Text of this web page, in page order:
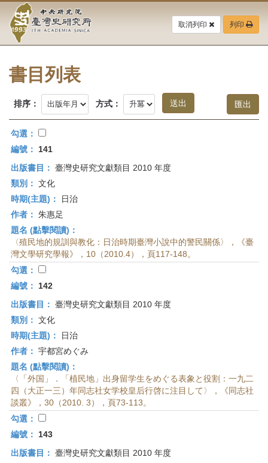
要
中
央
研
究
院-
臺
灣
史
研
究
所-
首
頁
取消列印 列印
書目列表
排序： 方式：
勾選：
編號：
141
出版書目： 臺灣史研究文獻類目 2010 年度
類別： 文化
時期(主題)：
日治
作者： 朱惠足
題名 (點擊閱讀)：
〈殖民地的規訓與教化：日治時期臺灣小說中的警民關係〉，《臺
灣文學研究學報》，10（2010.4），頁117-148。
勾選：
編號：
142
出版書目： 臺灣史研究文獻類目 2010 年度
類別： 文化
時期(主題)：
日治
作者： 宇都宮めぐみ
題名 (點擊閱讀)：
〈「外国」．「植民地」出身留学生をめぐる表象と役割：一九二
四（大正一三）年同志社女学校皇后行啓に注目して〉，《同志社
談叢》，30（2010. 3），頁73-113。
勾選：
編號：
143
出版書目： 臺灣史研究文獻類目 2010 年度